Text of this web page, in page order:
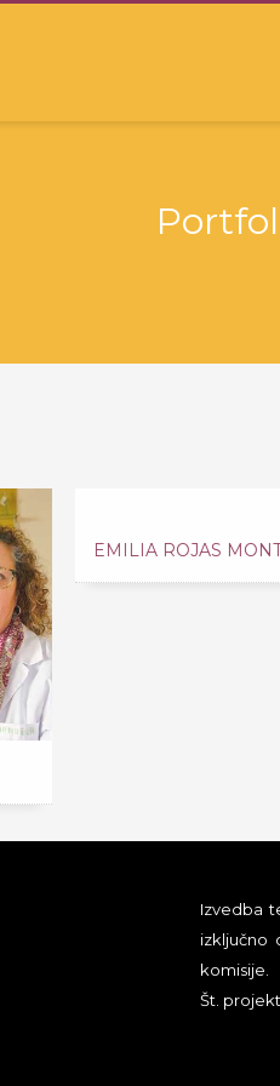
EMILIA ROJAS
Izvedba
izključno
komisije.
Št.